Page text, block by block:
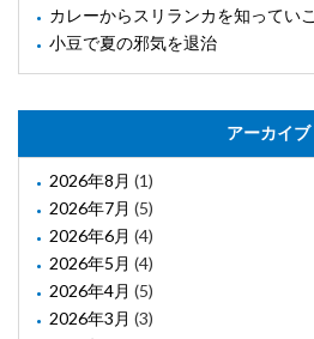
カレーからスリランカを知ってい
小豆で夏の邪気を退治
アーカイブ
2026年8月 (1)
2026年7月 (5)
2026年6月 (4)
2026年5月 (4)
2026年4月 (5)
2026年3月 (3)